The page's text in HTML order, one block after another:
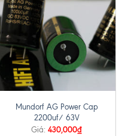
Mundorf AG Power Cap
2200uf/ 63V
Giá: 430,000₫